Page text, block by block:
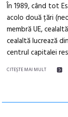
În 1989, când tot
acolo două țări
membră UE,
cealaltă lucrează
centrul capitalei
CITEŞTE MAI MULT